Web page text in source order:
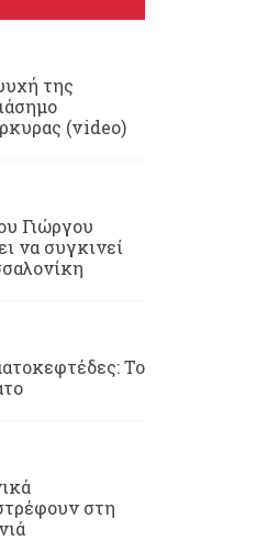
της
(video)
Γιώργου
να συγκινεί
Το
στη